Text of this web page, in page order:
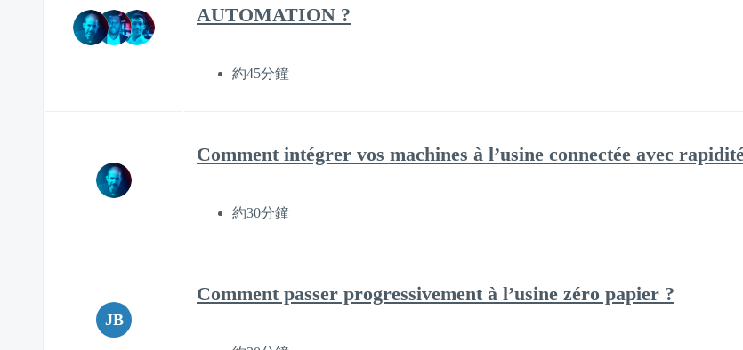
AUTOMATION ?
約45分鐘
Comment intégrer vos machines à l’usine connectée avec
約30分鐘
JB
Comment passer progressivement à l’usine zéro papier ?